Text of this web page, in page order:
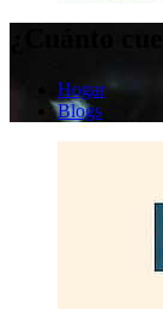
¿Cuánto
Hogar
Blogs